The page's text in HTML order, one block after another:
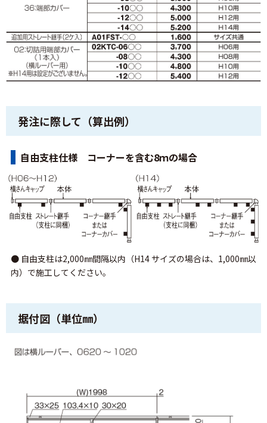
発注に際して（算出例）
自由支柱仕様 コーナーを含む8ｍの場合
● 自由支柱は2,000㎜間隔以内（H14 サイズの場合は、1,000㎜以
内）で施工してください。
据付図（単位㎜）